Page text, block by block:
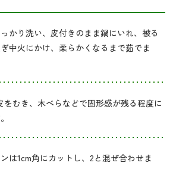
かり洗い、皮付きのまま鍋にいれ、被る
中火にかけ、柔らかくなるまで茹でま
をむき、木べらなどで固形感が残る程度に
は1cm角にカットし、2と混ぜ合わせま